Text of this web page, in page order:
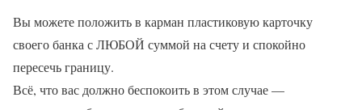
Вы можете положить в карман пластиковую карточку
своего банка с ЛЮБОЙ суммой на счету и спокойно
пересечь границу.
Всё, что вас должно беспокоить в этом случае —